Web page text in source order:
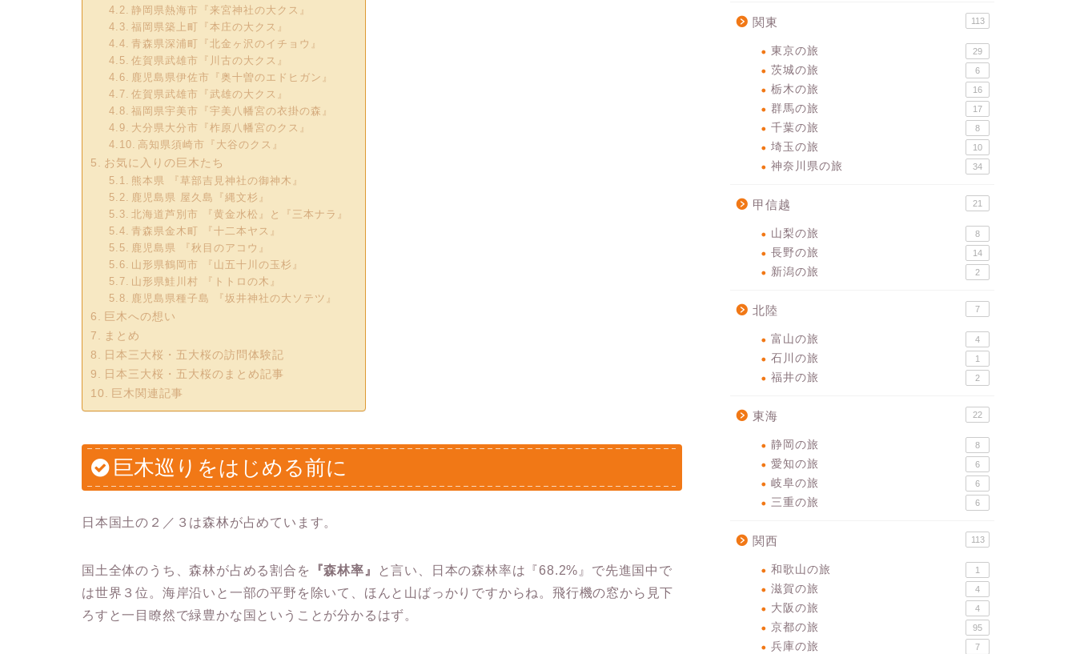
静岡県熱海市『来宮神社の大クス』
福岡県築上町『本庄の大クス』
青森県深浦町『北金ヶ沢のイチョウ』
佐賀県武雄市『川古の大クス』
鹿児島県伊佐市『奥十曽のエドヒガン』
佐賀県武雄市『武雄の大クス』
福岡県宇美市『宇美八幡宮の衣掛の森』
大分県大分市『柞原八幡宮のクス』
高知県須崎市『大谷のクス』
お気に入りの巨木たち
熊本県 『草部吉見神社の御神木』
鹿児島県 屋久島『縄文杉』
北海道芦別市 『黄金水松』と『三本ナラ』
青森県金木町 『十二本ヤス』
鹿児島県 『秋目のアコウ』
山形県鶴岡市 『山五十川の玉杉』
山形県鮭川村 『トトロの木』
鹿児島県種子島 『坂井神社の大ソテツ』
巨木への想い
まとめ
日本三大桜・五大桜の訪問体験記
日本三大桜・五大桜のまとめ記事
巨木関連記事
巨木巡りをはじめる前に
日本国土の２／３は森林が占めています。
国土全体のうち、森林が占める割合を 『森林率』
と言い、日本の森林率は『68.2%』で先進国中で
は世界３位。海岸沿いと一部の平野を除いて、ほんと山ばっかりですからね。飛行機の窓から見下
ろすと一目瞭然で緑豊かな国ということが分かるはず。
関東 113
東京の旅 29
茨城の旅 6
栃木の旅 16
群馬の旅 17
千葉の旅 8
埼玉の旅 10
神奈川県の旅 34
甲信越 21
山梨の旅 8
長野の旅 14
新潟の旅 2
北陸 7
富山の旅 4
石川の旅 1
福井の旅 2
東海 22
静岡の旅 8
愛知の旅 6
岐阜の旅 6
三重の旅 6
関西 113
和歌山の旅 1
滋賀の旅 4
大阪の旅 4
京都の旅 95
兵庫の旅 7